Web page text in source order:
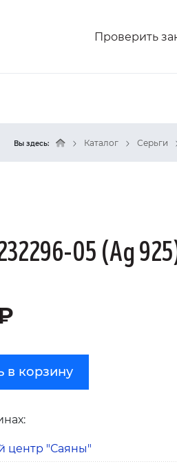
Проверить
Вы здесь: Каталог Серьги
05 (Ag
в корзину
центр "Саяны"